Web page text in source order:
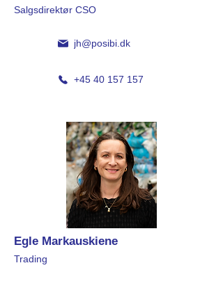
Salgsdirektør CSO
jh@posibi.dk
+45 40 157 157
Egle Markauskiene
Trading